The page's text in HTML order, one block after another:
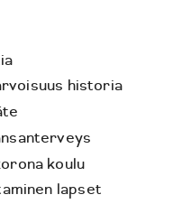
historia
koulu
lapset